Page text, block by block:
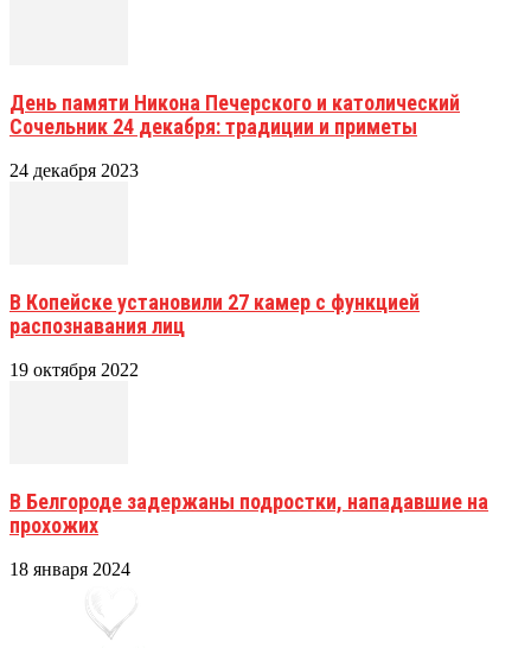
День памяти Никона Печерского и католический
Сочельник 24 декабря: традиции и приметы
24 декабря 2023
В Копейске установили 27 камер с функцией
распознавания лиц
19 октября 2022
В Белгороде задержаны подростки, нападавшие на
прохожих
18 января 2024